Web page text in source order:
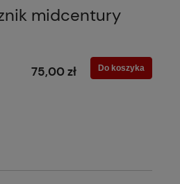
midcentury
75,00 zł Do koszyka